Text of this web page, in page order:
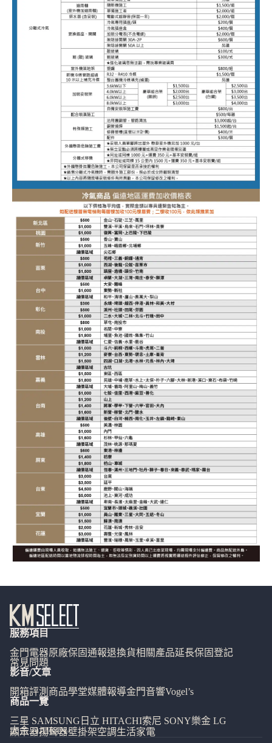
服務項目
金門電器原廠保固通報退換貨相關產品延長保固登記
常見問題
影音/文章
開箱評測 商品學堂媒體報導金門音響Vogel’s
商品一覽
三星 SAMSUNG 日立 HITACHI索尼 SONY樂金 LG
大金 DAIKIN
顯示器揚聲器壁掛架空調生活家電